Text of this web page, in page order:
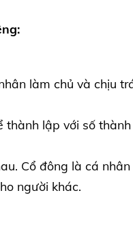
làm chủ và chịu
thành lập với số thành
Cổ đông là cá
người khác.